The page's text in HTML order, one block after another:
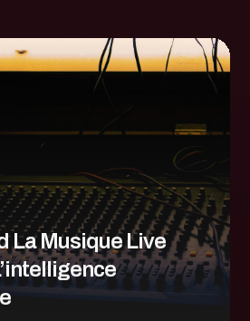
La Musique Live